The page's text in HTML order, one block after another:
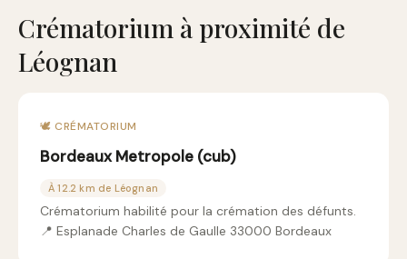
Crématorium à proximité de
Léognan
🕊️ CRÉMATORIUM
Bordeaux Metropole (cub)
À 12.2 km de Léognan
Crématorium habilité pour la crémation des défunts.
📍 Esplanade Charles de Gaulle 33000 Bordeaux